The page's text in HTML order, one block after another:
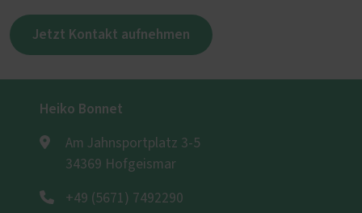
Jetzt Kontakt aufnehmen
Heiko Bonnet
Am Jahnsportplatz 3-5
34369 Hofgeismar
+49 (5671) 7492290